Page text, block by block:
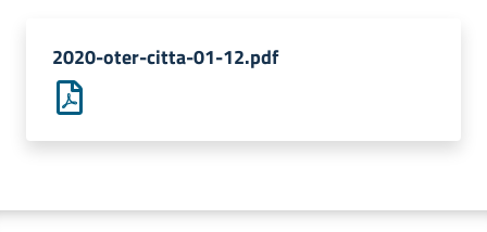
Orientamento
Promozione
2020-oter-citta-01-12.pdf